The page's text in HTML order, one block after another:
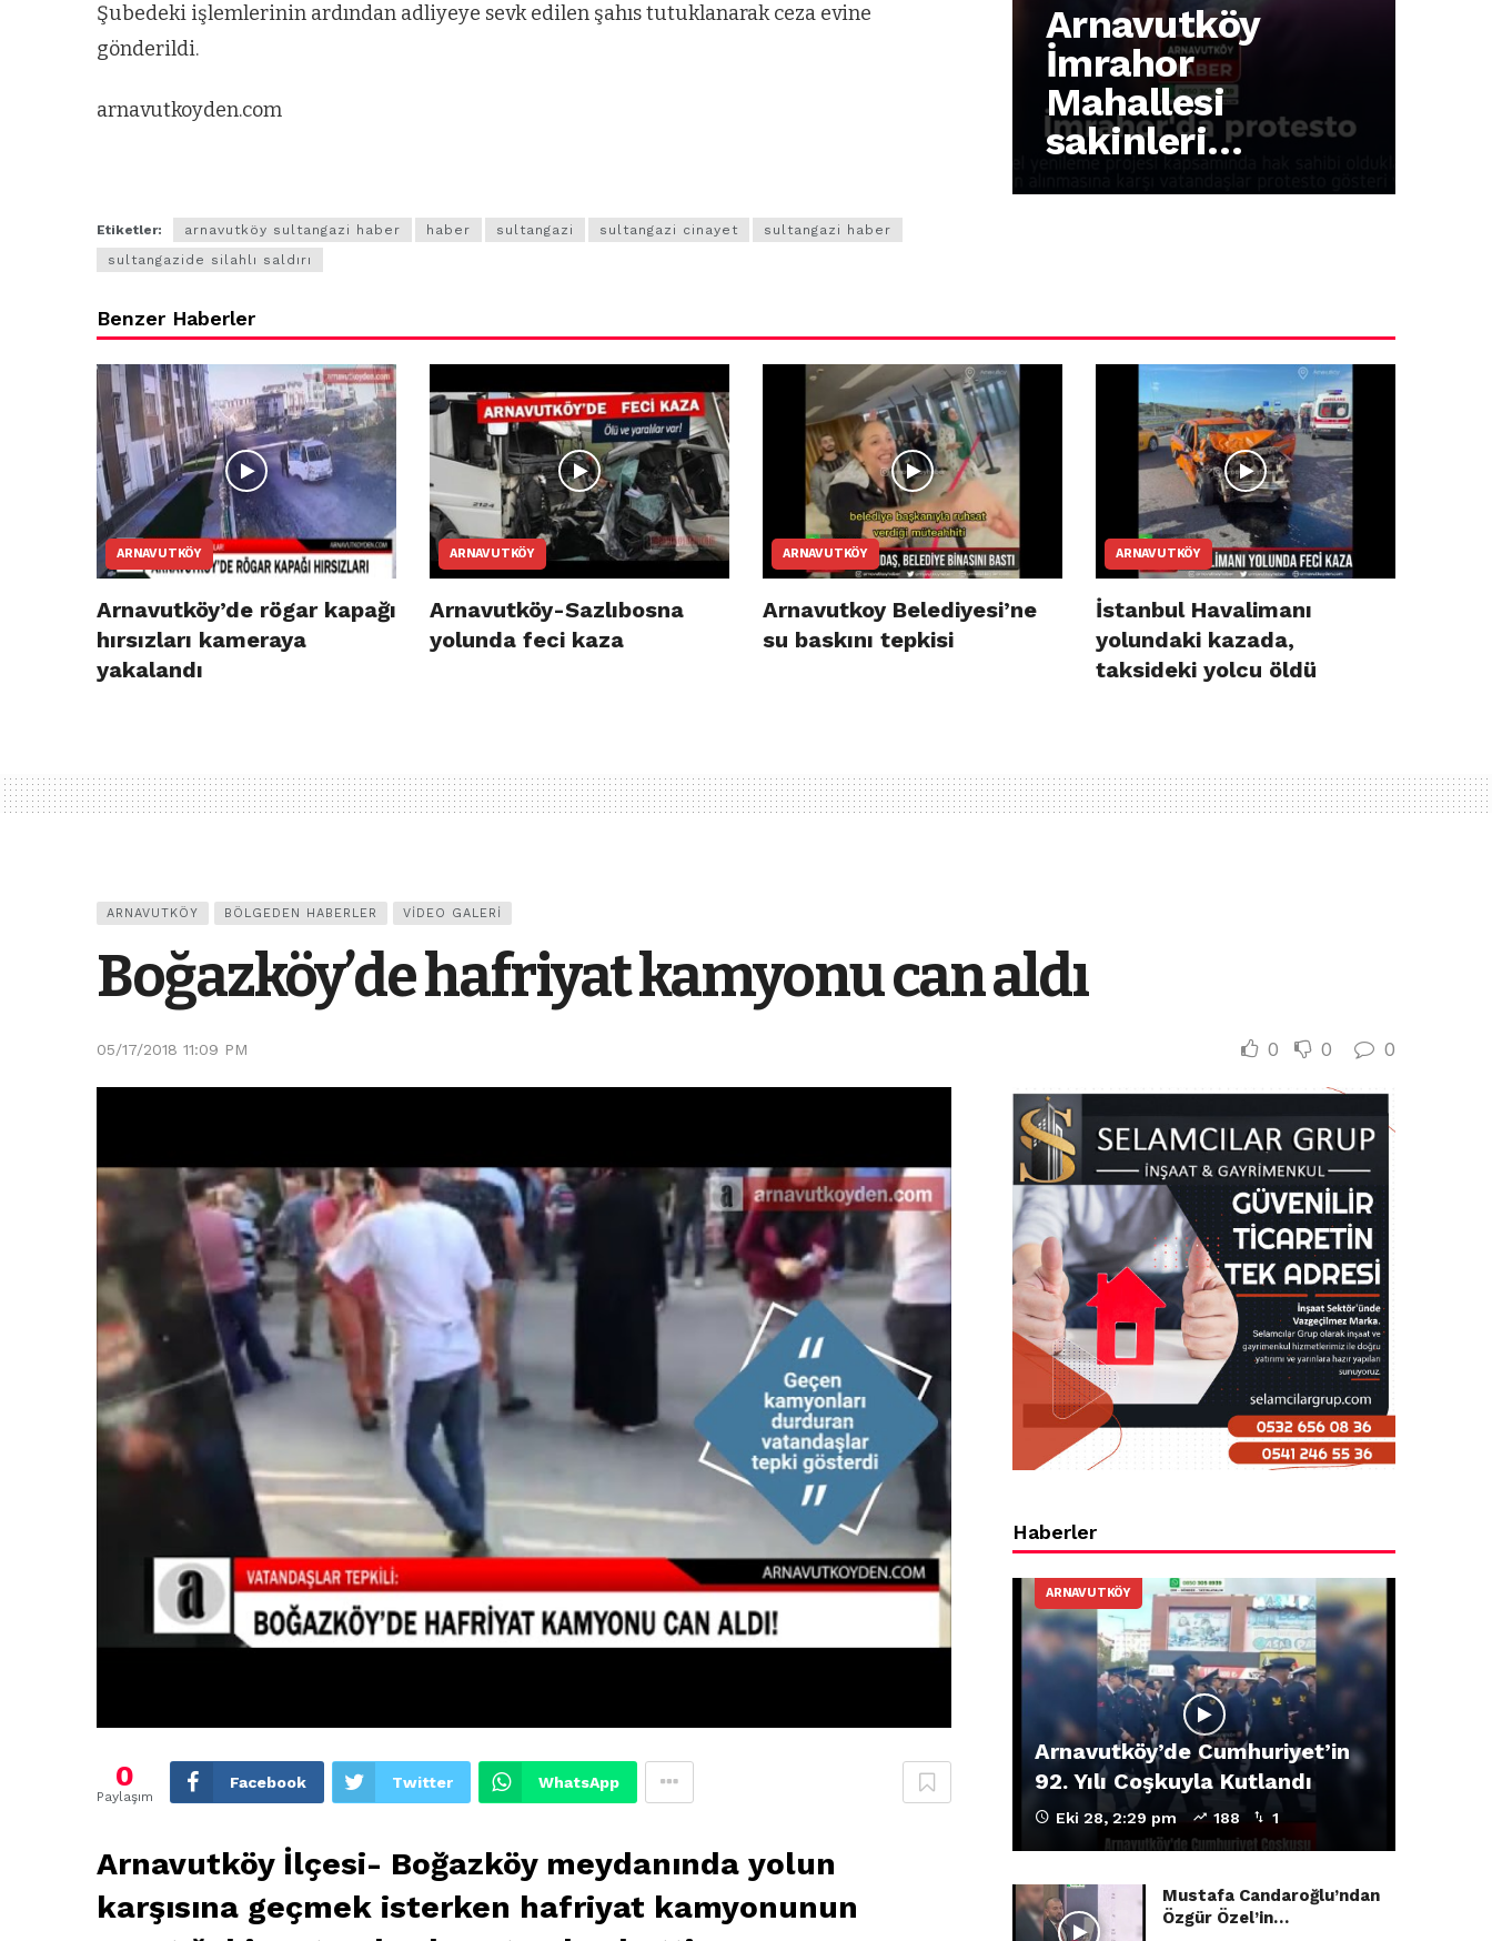
Şubedeki işlemlerinin ardından adliyeye sevk edilen şahıs tutuklanarak ceza evine
gönderildi.
arnavutkoyden.com
Etiketler: arnavutköy sultangazi haber haber sultangazi sultangazi cinayet
sultangazi haber
sultangazide silahlı saldırı
Arnavutköy’ün
nüfusu 2024
yılında
Arnavutköy
Arnavutköy
gösterisi
düzenledi
Kutlandı
Benzer Haberler
ARNAVUTKÖY
Arnavutköy’de rögar kapağı
hırsızları kameraya
yakalandı
ARNAVUTKÖY
Arnavutköy-Sazlıbosna
yolunda feci kaza
ARNAVUTKÖY
Arnavutkoy Belediyesi’ne
su baskını tepkisi
ARNAVUTKÖY
İstanbul Havalimanı
yolundaki kazada,
taksideki yolcu öldü
ARNAVUTKÖY BÖLGEDEN HABERLER VIDEO GALERI
Boğazköy’de hafriyat kamyonu can aldı
05/17/2018 11:09 PM 0 0 0
0
Paylaşım
Facebook Twitter WhatsApp
Arnavutköy İlçesi- Boğazköy meydanında yolun
karşısına geçmek isterken hafriyat kamyonunun
Haberler
ARNAVUTKÖY
Arnavutköy’de Cumhuriyet’in
92. Yılı Coşkuyla Kutlandı
Eki 28, 2:29 pm 188 1
Mustafa Candaroğlu’ndan
Özgür Özel’in…